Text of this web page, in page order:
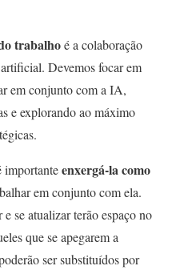
trabalhoé a colaboração
Devemos focar em
em conjunto com a IA,
e explorando ao máximo
importanteenxergá-la como
em conjunto com ela.
se atualizar terão espaço no
que se apegarem a
ser substituídos por